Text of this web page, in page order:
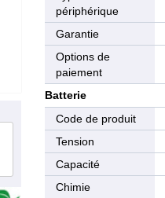
périphérique
Garantie
Options de
paiement
Batterie
Code de produit
Tension
Capacité
Chimie